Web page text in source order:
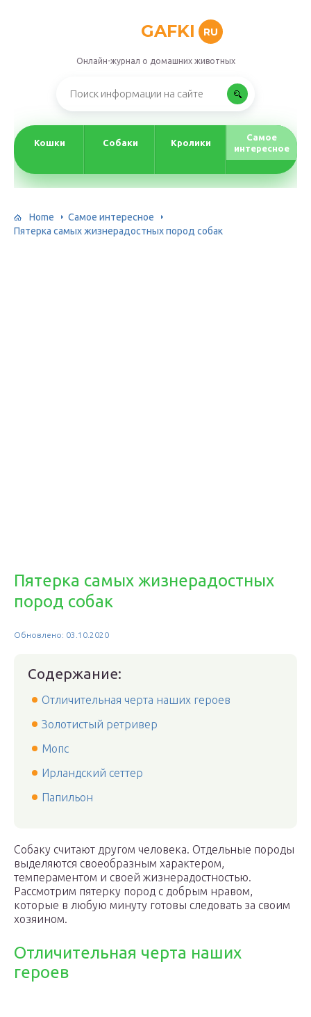
GAFKI RU
Онлайн-журнал о домашних животных
Кошки Собаки Кролики
Самое
интересное
Home
Самое интересное
Пятерка самых жизнерадостных пород собак
Пятерка самых жизнерадостных
пород собак
Обновлено: 03.10.2020
Содержание:
Отличительная черта наших героев
Золотистый ретривер
Мопс
Ирландский сеттер
Папильон
Собаку считают другом человека. Отдельные породы
выделяются своеобразным характером,
темпераментом и своей жизнерадостностью.
Рассмотрим пятерку пород с добрым нравом,
которые в любую минуту готовы следовать за своим
хозяином.
Отличительная черта наших
героев